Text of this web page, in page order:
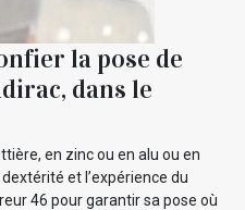
la pose de
dans le
en zinc ou en alu ou en
et l’expérience du
46 pour garantir sa pose où